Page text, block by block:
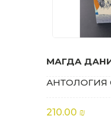
МАГДА
АНТОЛОГИЯ
210.00 ₪